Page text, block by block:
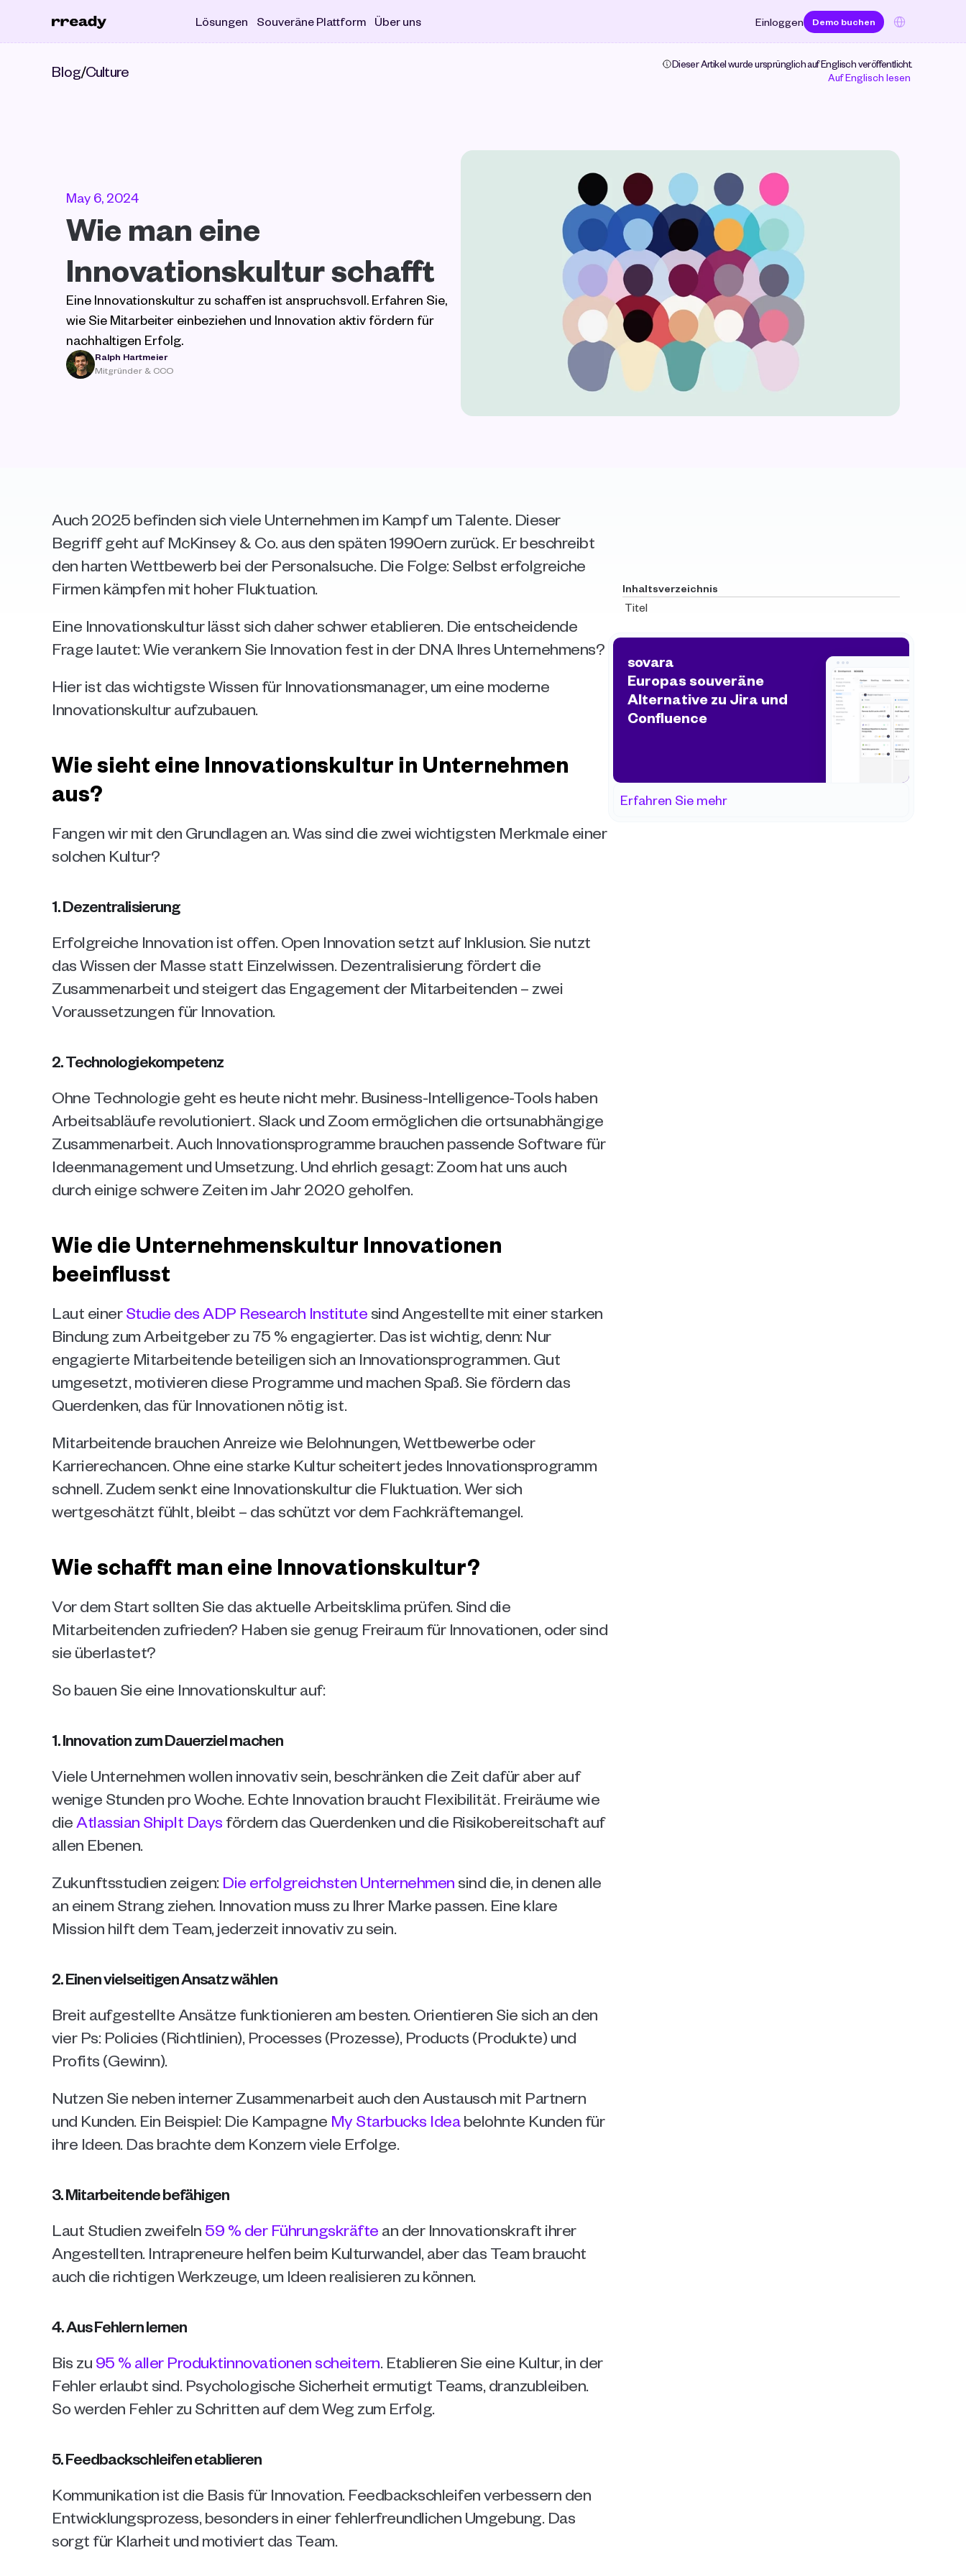
Lösungen Souveräne Plattform Über uns Einloggen Demo buchen Select Language
Blog/Culture
Dieser Artikel wurde ursprünglich auf Englisch veröffentlicht.
Auf Englisch lesen
May 6, 2024
Wie man eine
Innovationskultur schafft
Eine Innovationskultur zu schaffen ist anspruchsvoll. Erfahren Sie,
wie Sie Mitarbeiter einbeziehen und Innovation aktiv fördern für
nachhaltigen Erfolg.
Ralph Hartmeier
Mitgründer & CCO
Auch 2025 befinden sich viele Unternehmen im Kampf um Talente. Dieser
Begriff geht auf McKinsey & Co. aus den späten 1990ern zurück. Er beschreibt
den harten Wettbewerb bei der Personalsuche. Die Folge: Selbst erfolgreiche
Firmen kämpfen mit hoher Fluktuation.
Eine Innovationskultur lässt sich daher schwer etablieren. Die entscheidende
Frage lautet: Wie verankern Sie Innovation fest in der DNA Ihres Unternehmens?
Hier ist das wichtigste Wissen für Innovationsmanager, um eine moderne
Innovationskultur aufzubauen.
Wie sieht eine Innovationskultur in Unternehmen
aus?
Fangen wir mit den Grundlagen an. Was sind die zwei wichtigsten Merkmale einer
solchen Kultur?
1. Dezentralisierung
Erfolgreiche Innovation ist offen. Open Innovation setzt auf Inklusion. Sie nutzt
das Wissen der Masse statt Einzelwissen. Dezentralisierung fördert die
Zusammenarbeit und steigert das Engagement der Mitarbeitenden – zwei
Voraussetzungen für Innovation.
2. Technologiekompetenz
Ohne Technologie geht es heute nicht mehr. Business-Intelligence-Tools haben
Arbeitsabläufe revolutioniert. Slack und Zoom ermöglichen die ortsunabhängige
Zusammenarbeit. Auch Innovationsprogramme brauchen passende Software für
Ideenmanagement und Umsetzung. Und ehrlich gesagt: Zoom hat uns auch
durch einige schwere Zeiten im Jahr 2020 geholfen.
Wie die Unternehmenskultur Innovationen
beeinflusst
Laut einer Studie des ADP Research Institute sind Angestellte mit einer starken
Bindung zum Arbeitgeber zu 75 % engagierter. Das ist wichtig, denn: Nur
engagierte Mitarbeitende beteiligen sich an Innovationsprogrammen. Gut
umgesetzt, motivieren diese Programme und machen Spaß. Sie fördern das
Querdenken, das für Innovationen nötig ist.
Mitarbeitende brauchen Anreize wie Belohnungen, Wettbewerbe oder
Karrierechancen. Ohne eine starke Kultur scheitert jedes Innovationsprogramm
schnell. Zudem senkt eine Innovationskultur die Fluktuation. Wer sich
wertgeschätzt fühlt, bleibt – das schützt vor dem Fachkräftemangel.
Wie schafft man eine Innovationskultur?
Vor dem Start sollten Sie das aktuelle Arbeitsklima prüfen. Sind die
Mitarbeitenden zufrieden? Haben sie genug Freiraum für Innovationen, oder sind
sie überlastet?
So bauen Sie eine Innovationskultur auf:
1. Innovation zum Dauerziel machen
Viele Unternehmen wollen innovativ sein, beschränken die Zeit dafür aber auf
wenige Stunden pro Woche. Echte Innovation braucht Flexibilität. Freiräume wie
die Atlassian ShipIt Days fördern das Querdenken und die Risikobereitschaft auf
allen Ebenen.
Zukunftsstudien zeigen: Die erfolgreichsten Unternehmen sind die, in denen alle
an einem Strang ziehen. Innovation muss zu Ihrer Marke passen. Eine klare
Mission hilft dem Team, jederzeit innovativ zu sein.
2. Einen vielseitigen Ansatz wählen
Breit aufgestellte Ansätze funktionieren am besten. Orientieren Sie sich an den
vier Ps: Policies (Richtlinien), Processes (Prozesse), Products (Produkte) und
Profits (Gewinn).
Nutzen Sie neben interner Zusammenarbeit auch den Austausch mit Partnern
und Kunden. Ein Beispiel: Die Kampagne My Starbucks Idea belohnte Kunden für
ihre Ideen. Das brachte dem Konzern viele Erfolge.
3. Mitarbeitende befähigen
Laut Studien zweifeln 59 % der Führungskräfte an der Innovationskraft ihrer
Angestellten. Intrapreneure helfen beim Kulturwandel, aber das Team braucht
auch die richtigen Werkzeuge, um Ideen realisieren zu können.
4. Aus Fehlern lernen
Bis zu 95 % aller Produktinnovationen scheitern. Etablieren Sie eine Kultur, in der
Fehler erlaubt sind. Psychologische Sicherheit ermutigt Teams, dranzubleiben.
So werden Fehler zu Schritten auf dem Weg zum Erfolg.
5. Feedbackschleifen etablieren
Kommunikation ist die Basis für Innovation. Feedbackschleifen verbessern den
Entwicklungsprozess, besonders in einer fehlerfreundlichen Umgebung. Das
sorgt für Klarheit und motiviert das Team.
Inhaltsverzeichnis
Titel
sovara
Europas souveräne
Alternative zu Jira und
Confluence
Erfahren Sie mehr